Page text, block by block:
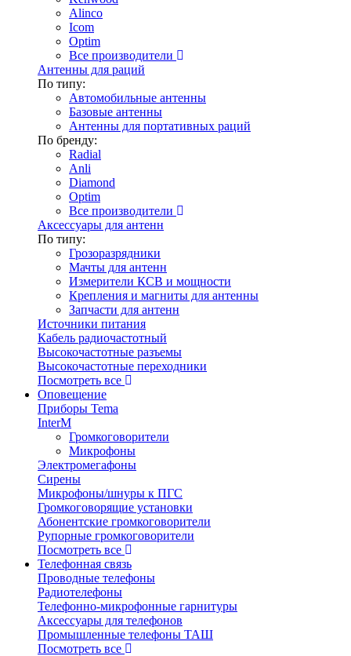
Alinco
Icom
Optim
Все производители
Антенны для раций
По типу:
Автомобильные антенны
Базовые антенны
Антенны для портативных раций
По бренду:
Radial
Anli
Diamond
Optim
Все производители
Аксессуары для антенн
По типу:
Грозоразрядники
Мачты для антенн
Измерители КСВ и мощности
Крепления и магниты для антенны
Запчасти для антенн
Источники питания
Кабель радиочастотный
Высокочастотные разъемы
Высокочастотные переходники
Посмотреть все
Оповещение
Приборы Tema
InterM
Громкоговорители
Микрофоны
Электромегафоны
Сирены
Микрофоны/шнуры к ПГС
Громкоговорящие установки
Абонентские громкоговорители
Рупорные громкоговорители
Посмотреть все
Телефонная связь
Проводные телефоны
Радиотелефоны
Телефонно-микрофонные гарнитуры
Аксессуары для телефонов
Промышленные телефоны ТАШ
Посмотреть все